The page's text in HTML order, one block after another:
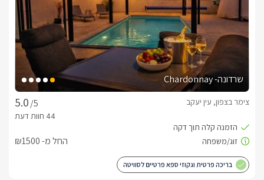
שרדונה- Chardonnay
/5
צימר בצפון, עין יעקב
החל מ- ₪1500
בריכה פרטית וגקוזי ספא פרטיים לסוויטה